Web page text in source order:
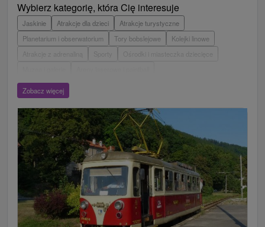
Wybierz kategorię, która Cię interesuje
Jaskinie Atrakcje dla dzieci
Atrakcje turystyczne
Planetarium i obserwatorium
Tory bobslejowe
Kolejki linowe
Atrakcje z adrenaliną
Wieże obserwacyjne i chodniki
Escaperoom
Ogrody botaniczne
Parki miejskie i zamkowe
Loty widokowe i rejsy wycieczkowe
Tarcze
Jeziora, jeziora, zbiorniki wodne
Zabytki techniki
Pomniki
Wodospady
Kościoły drewniane Źródła Teatry
Jazda konna
Túry a turistické chodníky
Zamki Chaty górskie
Miejsca sakralne
Rafting, rafting, rafting
Obiekty architektoniczne
Ośrodek narciarski
Pola golfowe
Tory gokartowe
Amfiteatry i kina w przyrodzie
Szlaki winne
Cyklotrasy
Zobacz więcej